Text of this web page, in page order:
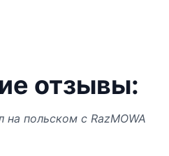
отзывы:
на польском с RazMOWA